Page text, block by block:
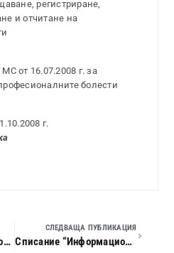
регистриране,
и отчитане на
от 16.07.2008 г. за
болести
г.
Списание “Информационен бюлетин по труда”, 2008 г., кн. 10
СЛЕДВАЩА ПУБЛИКАЦИЯ
Списание “Информационен бюлетин по труда”, 2008 г., кн. 12